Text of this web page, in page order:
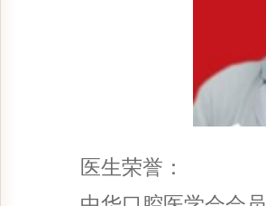
医生荣誉：